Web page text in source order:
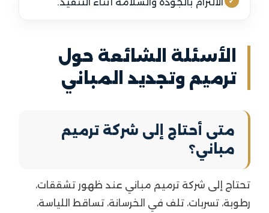
الأسئلة الشائعة حول
ترميم وتجديد المباني
متى أحتاج إلى شركة ترميم
مباني؟
تحتاج إلى شركة ترميم مباني عند ظهور تشققات،
رطوبة، تسربات، تلف في الخرسانة، تساقط اللياسة،